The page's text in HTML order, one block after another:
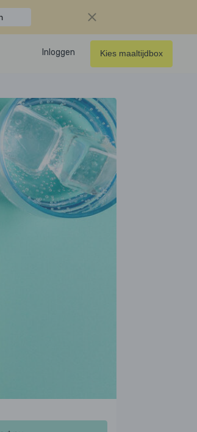
Inloggen Kies maaltijdbox